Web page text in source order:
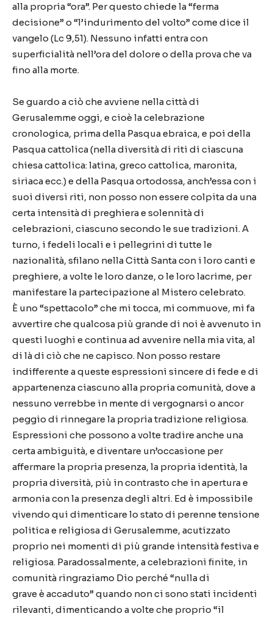
alla propria“ora”. Per questo chiede la“ferma
decisione” o “l’indurimento del volto” come dice il
vangelo (Lc 9,51). Nessuno infatti entra con
superficialità nell’ora del dolore o della prova che va
fino alla morte.
Se guardo a ciò che avviene nella cittàdi
Gerusalemme oggi, e cioè la celebrazione
cronologica, prima della Pasqua ebraica, e poi della
Pasqua cattolica (nella diversitàdi riti di ciascuna
chiesa cattolica: latina, greco cattolica, maronita,
siriaca ecc.) e della Pasqua ortodossa, anch’essa con i
suoi diversi riti, non posso non essere colpita da una
certa intensitàdi preghiera e solennitàdi
celebrazioni, ciascuno secondo le sue tradizioni. A
turno, i fedeli locali e i pellegrini di tutte le
nazionalità, sfilano nella Città Santa con i loro canti e
preghiere, a volte le loro danze, o le loro lacrime, per
manifestare la partecipazione al Mistero celebrato.
È uno “spettacolo” che mi tocca, mi commuove, mi fa
avvertire che qualcosa più grande di noi è avvenuto in
questi luoghi e continua ad avvenire nella mia vita, al
di làdi ciò che ne capisco. Non posso restare
indifferente a queste espressioni sincere di fede e di
appartenenza ciascuno alla propria comunità, dove a
nessuno verrebbe in mente di vergognarsi o ancor
peggio di rinnegare la propria tradizione religiosa.
Espressioni che possono a volte tradire anche una
certa ambiguità, e diventare un’occasione per
affermare la propria presenza, la propria identità, la
propria diversità, più in contrasto che in apertura e
armonia con la presenza degli altri. Ed è impossibile
vivendo qui dimenticare lo stato di perenne tensione
politica e religiosa di Gerusalemme, acutizzato
proprio nei momenti di più grande intensitàfestiva e
religiosa. Paradossalmente, a celebrazioni finite, in
comunità ringraziamo Dio perché “nulla di
grave è accaduto” quando non ci sono stati incidenti
rilevanti, dimenticando a volte che proprio “il